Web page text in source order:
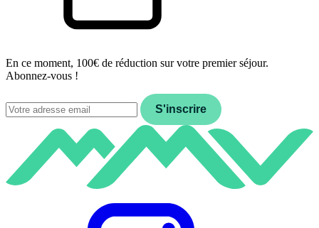
En ce moment, 100€ de réduction sur votre premier séjour.
Abonnez-vous !
S'inscrire